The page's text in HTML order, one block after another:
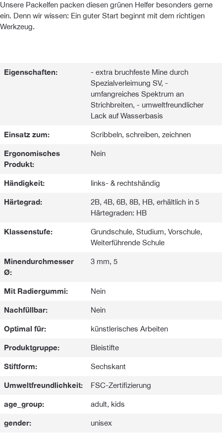
Unsere Packelfen packen diesen grünen Helfer besonders gerne
ein. Denn wir wissen: Ein guter Start beginnt mit dem richtigen
Werkzeug.
Eigenschaften:
- extra bruchfeste Mine durch
Spezialverleimung SV, -
umfangreiches Spektrum an
Strichbreiten, - umweltfreundlicher
Lack auf Wasserbasis
Einsatz zum: Scribbeln, schreiben, zeichnen
Ergonomisches
Produkt:
Nein
Händigkeit: links- & rechtshändig
Härtegrad:
2B, 4B, 6B, 8B, HB, erhältlich in 5
Härtegraden: HB
Klassenstufe:
Grundschule, Studium, Vorschule,
Weiterführende Schule
Minendurchmesser
Ø:
3 mm, 5
Mit Radiergummi: Nein
Nachfüllbar: Nein
Optimal für: künstlerisches Arbeiten
Produktgruppe: Bleistifte
Stiftform: Sechskant
Umweltfreundlichkeit: FSC-Zertifizierung
age_group: adult, kids
gender: unisex